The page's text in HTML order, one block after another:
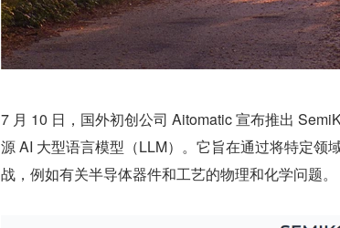
7 月 10 日，国外初创公司 Aitomatic 宣布推出
源 AI 大型语言模型（LLM）。它旨在通过将特定领
战，例如有关半导体器件和工艺的物理和化学问题。